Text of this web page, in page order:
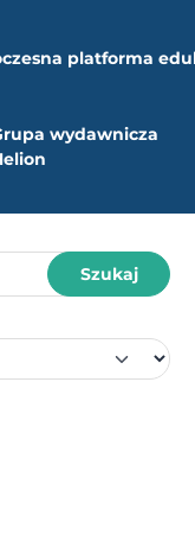
platforma
wydawnicza
Szukaj